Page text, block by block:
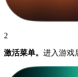
2
激活菜单。 进入游戏